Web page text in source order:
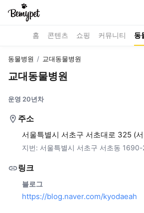
홈 콘텐츠 쇼핑 커뮤니티 동
동물병원 / 교대동물병원
교대동물병원
운영 20년차
주소
서울특별시 서초구 서초대로 325 (
지번: 서울특별시 서초구 서초동 1690-
링크
블로그
https://blog.naver.com/kyodaeah